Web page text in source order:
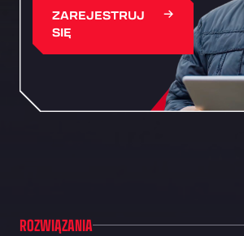
ZAREJESTRUJ
SIĘ
ROZWIĄZANIA